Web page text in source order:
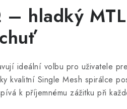
– hladký MTL
ideální volbu pro uživatele
kvalitní Single Mesh spirálce
k příjemnému zážitku při